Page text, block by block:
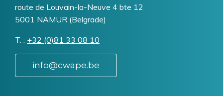
Addresse
route de Louvain-la-Neuve 4 bte 12
5001 NAMUR (Belgrade)
T. Téléphone
+32 (0)81 33 08 10
info@cwape.be